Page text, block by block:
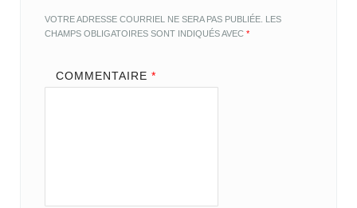
VOTRE ADRESSE COURRIEL NE SERA PAS PUBLIÉE. LES
CHAMPS OBLIGATOIRES SONT INDIQUÉS AVEC*
COMMENTAIRE *